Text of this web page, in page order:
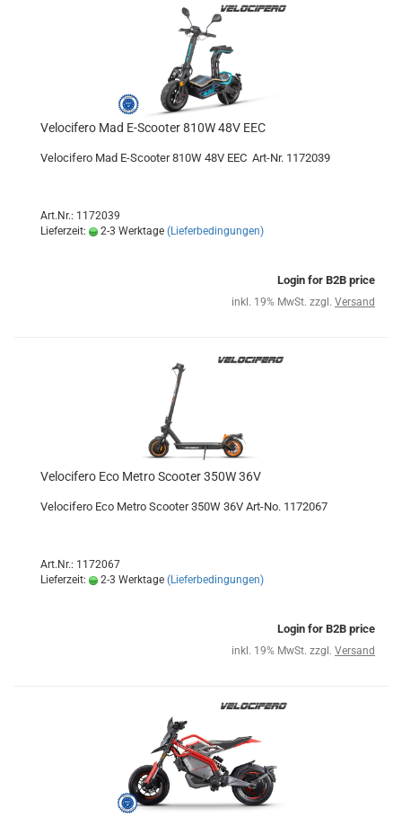
Velocifero Mad E-Scooter 810W 48V EEC
Velocifero Mad E-Scooter 810W 48V EEC Art-Nr. 1172039
Art.Nr.: 1172039
Lieferzeit:
2-3 Werktage (Lieferbedingungen)
Login for B2B price
inkl. 19% MwSt. zzgl. Versand
Velocifero Eco Metro Scooter 350W 36V
Velocifero Eco Metro Scooter 350W 36V Art-No. 1172067
Art.Nr.: 1172067
Lieferzeit:
2-3 Werktage (Lieferbedingungen)
Login for B2B price
inkl. 19% MwSt. zzgl. Versand